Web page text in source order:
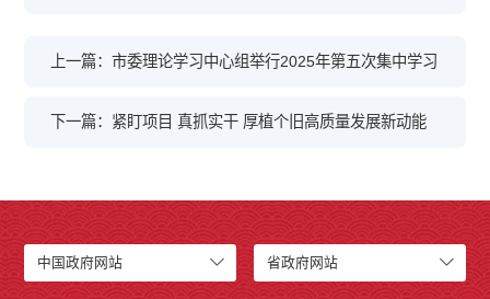
上一篇：市委理论学习中心组举行2025年第五次集中学习
下一篇：紧盯项目 真抓实干 厚植个旧高质量发展新动能
中国政府网站 省政府网站